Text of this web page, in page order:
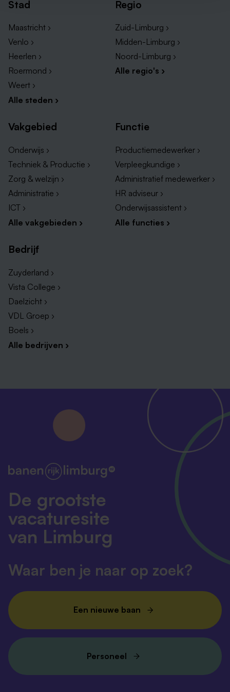
Stad
Maastricht ›
Venlo ›
Heerlen ›
Roermond ›
Weert ›
Alle steden ›
Regio
Zuid-Limburg ›
Midden-Limburg ›
Noord-Limburg ›
Alle regio's ›
Vakgebied
Onderwijs ›
Techniek & Productie ›
Zorg & welzijn ›
Administratie ›
ICT ›
Alle vakgebieden ›
Functie
Productiemedewerker ›
Verpleegkundige ›
Administratief medewerker ›
HR adviseur ›
Onderwijsassistent ›
Alle functies ›
Bedrijf
Zuyderland ›
Vista College ›
Daelzicht ›
VDL Groep ›
Boels ›
Alle bedrijven ›
De grootste
vacaturesite
van Limburg
Waar ben je naar op zoek?
Een nieuwe baan
Personeel